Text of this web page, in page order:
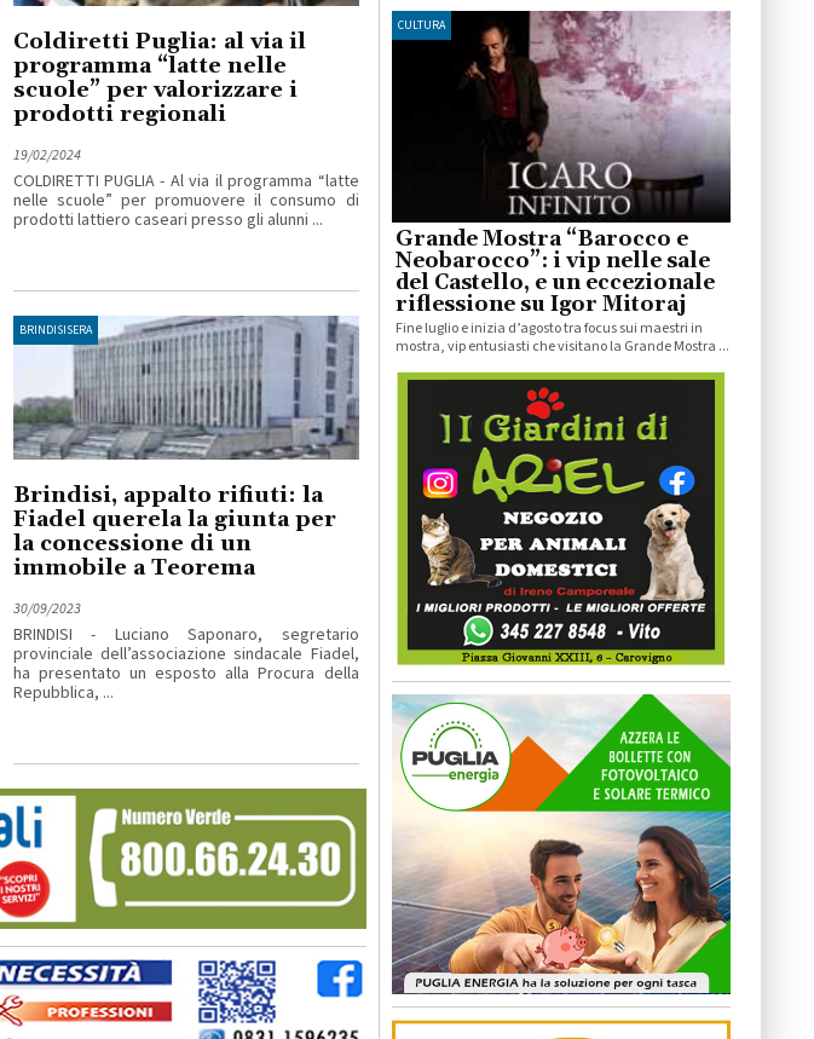
Coldiretti Puglia: al via il
programma “latte nelle
scuole” per valorizzare i
prodotti regionali
19/02/2024
COLDIRETTI PUGLIA - Al via il programma “latte
nelle scuole” per promuovere il consumo di
prodotti lattiero caseari presso gli alunni ...
BRINDISISERA
Brindisi, appalto rifiuti: la
Fiadel querela la giunta per
la concessione di un
immobile a Teorema
30/09/2023
BRINDISI - Luciano Saponaro, segretario
provinciale dell’associazione sindacale Fiadel,
ha presentato un esposto alla Procura della
Repubblica, ...
CULTURA
Grande Mostra “Barocco e
Neobarocco”: i vip nelle sale
del Castello, e un eccezionale
riflessione su Igor Mitoraj
Fine luglio e inizia d’agosto tra focus sui maestri in
mostra, vip entusiasti che visitano la Grande Mostra ...